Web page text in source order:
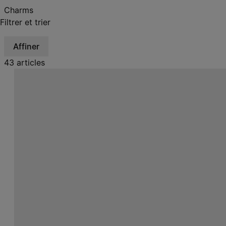
Charms
Filtrer et trier
Affiner
43 articles